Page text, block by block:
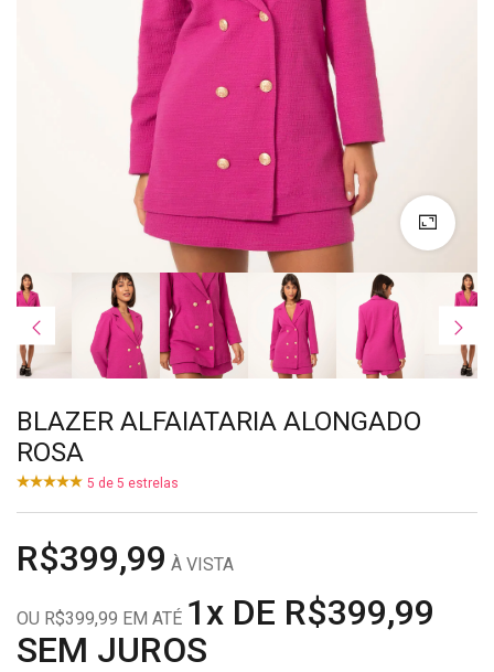
BLAZER ALFAIATARIA ALONGADO
ROSA
5 de 5 estrelas
R$399,99 À VISTA
OU R$399,99 EM ATÉ 1x DE R$399,99
SEM JUROS